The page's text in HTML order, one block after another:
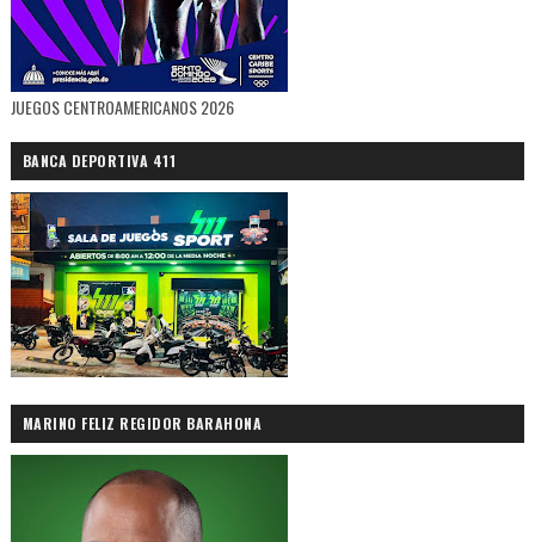
JUEGOS CENTROAMERICANOS 2026
BANCA DEPORTIVA 411
MARINO FELIZ REGIDOR BARAHONA